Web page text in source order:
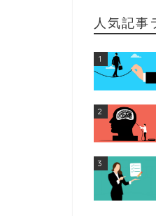
人気記事
1
2
3